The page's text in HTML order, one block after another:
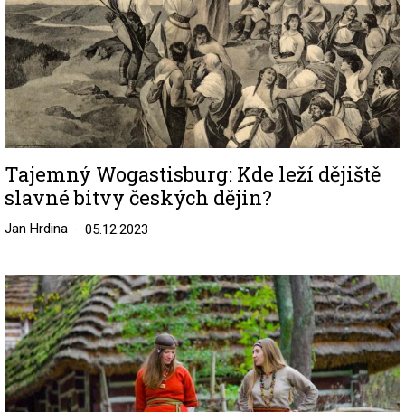
Tajemný Wogastisburg: Kde leží dějiště
slavné bitvy českých dějin?
Jan Hrdina 05.12.2023
Image